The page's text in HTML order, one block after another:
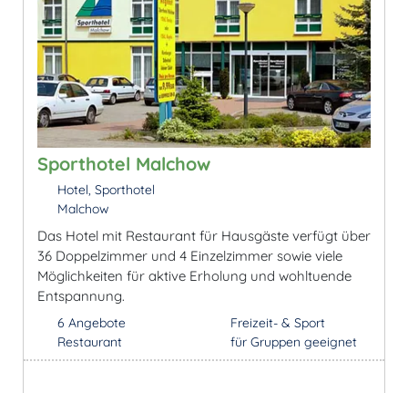
Sporthotel Malchow
Hotel, Sporthotel
Malchow
Das Hotel mit Restaurant für Hausgäste verfügt über
36 Doppelzimmer und 4 Einzelzimmer sowie viele
Möglichkeiten für aktive Erholung und wohltuende
Entspannung.
6 Angebote
Restaurant
Freizeit- & Sport
für Gruppen geeignet